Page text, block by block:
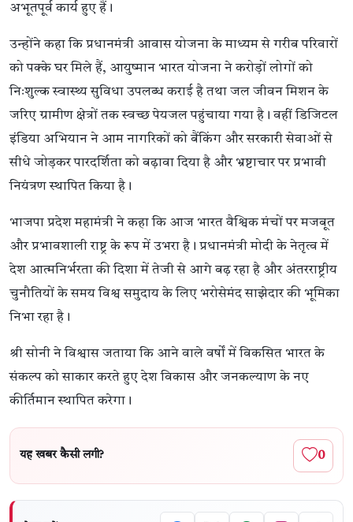
अभूतपूर्व कार्य हुए हैं।
उन्होंने कहा कि प्रधानमंत्री आवास योजना के माध्यम से गरीब परिवारों
को पक्के घर मिले हैं, आयुष्मान भारत योजना ने करोड़ों लोगों को
निःशुल्क स्वास्थ्य सुविधा उपलब्ध कराई है तथा जल जीवन मिशन के
जरिए ग्रामीण क्षेत्रों तक स्वच्छ पेयजल पहुंचाया गया है। वहीं डिजिटल
इंडिया अभियान ने आम नागरिकों को बैंकिंग और सरकारी सेवाओं से
सीधे जोड़कर पारदर्शिता को बढ़ावा दिया है और भ्रष्टाचार पर प्रभावी
नियंत्रण स्थापित किया है।
भाजपा प्रदेश महामंत्री ने कहा कि आज भारत वैश्विक मंचों पर मजबूत
और प्रभावशाली राष्ट्र के रूप में उभरा है। प्रधानमंत्री मोदी के नेतृत्व में
देश आत्मनिर्भरता की दिशा में तेजी से आगे बढ़ रहा है और अंतरराष्ट्रीय
चुनौतियों के समय विश्व समुदाय के लिए भरोसेमंद साझेदार की भूमिका
निभा रहा है।
श्री सोनी ने विश्वास जताया कि आने वाले वर्षों में विकसित भारत के
संकल्प को साकार करते हुए देश विकास और जनकल्याण के नए
कीर्तिमान स्थापित करेगा।
यह खबर कैसी लगी? 0